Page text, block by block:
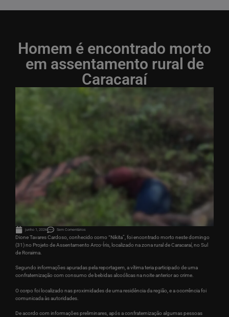
Homem é encontrado morto
em assentamento rural de
Caracaraí
junho 1, 2026 Sem Comentários
Dione Tavares Cardoso, conhecido como “Nikita”, foi encontrado morto neste domingo
(31) no Projeto de Assentamento Arco-Íris, localizado na zona rural de Caracaraí, no Sul
de Roraima.
Segundo informações apuradas pela reportagem, a vítima teria participado de uma
confraternização com consumo de bebidas alcoólicas na noite anterior ao crime.
O corpo foi localizado nas proximidades de uma residência da região, e a ocorrência foi
comunicada às autoridades.
De acordo com informações preliminares, após a confraternização algumas pessoas